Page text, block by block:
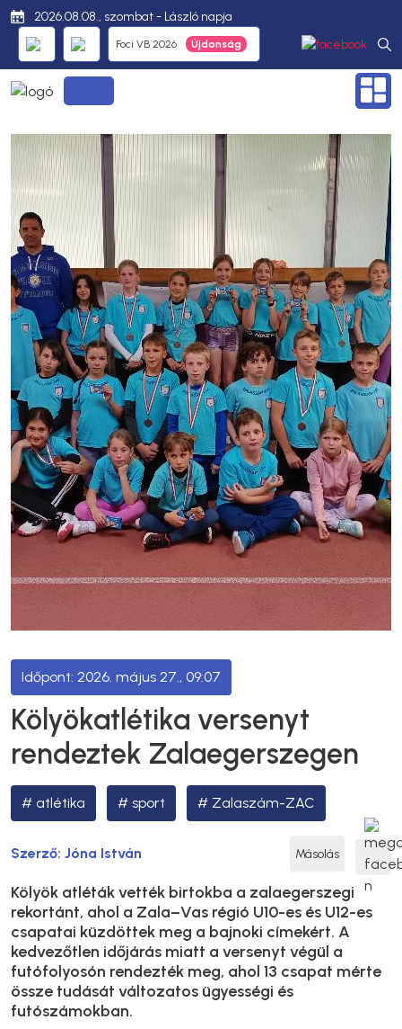
2026.08.08., szombat - László napja
Foci VB 2026
2026. május 27., 09:07
Kölyökatlétika versenyt
rendeztek Zalaegerszegen
atlétika sport Zalaszám-ZAC
Szerző: Jóna István Másolás
Kölyök atléták vették birtokba a zalaegerszegi
rekortánt, ahol a Zala–Vas régió U10-es és U12-es
csapatai küzdöttek meg a bajnoki címekért. A
kedvezőtlen időjárás miatt a versenyt végül a
futófolyosón rendezték meg, ahol 13 csapat mérte
össze tudását változatos ügyességi és
futószámokban.